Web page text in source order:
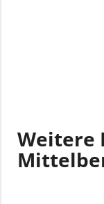
Weitere